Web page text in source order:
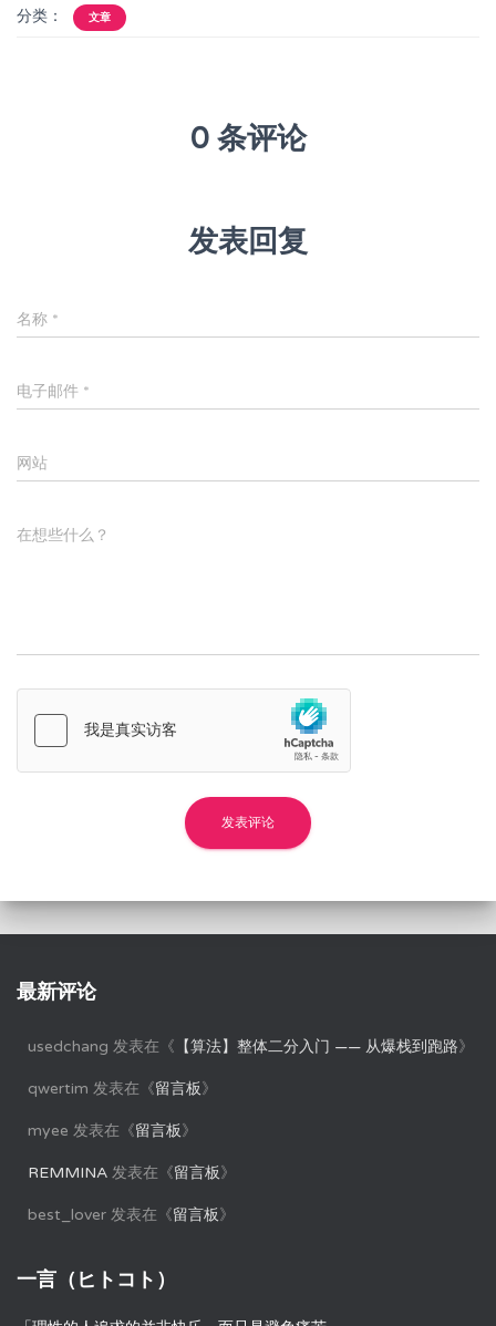
分类： 文章
0 条评论
发表回复
名称 *
电子邮件 *
网站
在想些什么？
最新评论
usedchang 发表在《 【算法】整体二分入门 —— 从爆栈到跑路》
qwertim 发表在《留言板》
myee 发表在《留言板》
REMMINA 发表在《留言板》
best_lover 发表在《留言板》
一言（ヒトコト）